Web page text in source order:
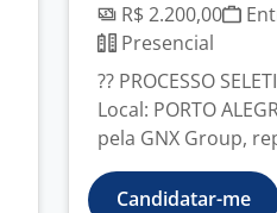
R$ 2.200,00
Presencial
?? PROCESSO
Local: PORTO
pela GNX Group,
Candidatar-me